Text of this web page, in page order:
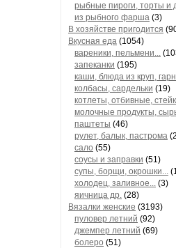
рыбные пироги, торты и
из рыбного фарша (3)
В хозяйстве пригодится
Вкусная еда (1054)
вареники, пельмени...
запеканки (195)
каши, блюда из круп,
колбасы, сардельки (19)
котлеты, отбивные,
молочные продукты,
паштеты (46)
рулет, балык, пастрома
сало (55)
соусы и заправки (51)
супы, борщи, окрошки...
холодец, заливное... (3)
яичница др. (28)
Вязалки женские (3193)
пуловер летний (92)
джемпер летний (69)
болеро (51)